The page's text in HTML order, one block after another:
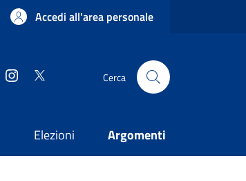
Accedi all'area personale
FacebookInstagram Cerca
Elezioni Argomenti